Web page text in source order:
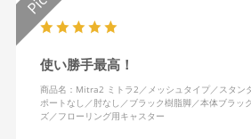
使い勝手最高！
商品名：Mitra2 ミトラ2／メッシュタイプ／スタン
ポートなし／肘なし／ブラック樹脂脚／本体ブラッ
ズ／フローリング用キャスター